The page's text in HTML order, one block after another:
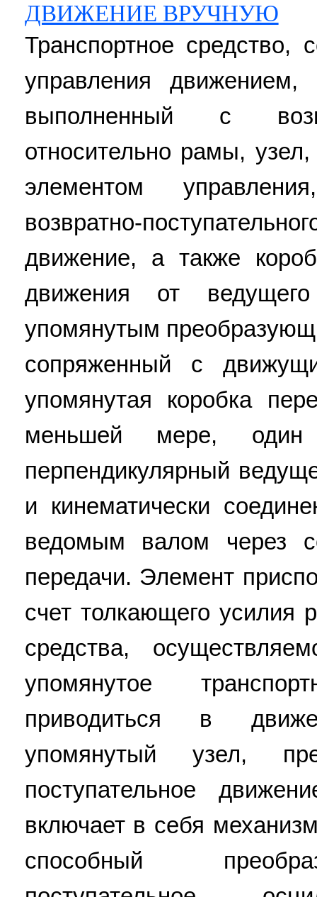
ДВИЖЕНИЕ ВРУЧНУЮ
Транспортное средство,
управления
выполненный с
относительно рамы,
элементом
возвратно-
движение, а также
движения от
упомянутым
сопряженный с
упомянутая коробка
меньшей мере, один
перпендикулярный
и кинематически
ведомым валом через
передачи. Элемент
счет толкающего усилия
средства,
упомянутое
приводиться в
упомянутый узел,
поступательное
включает в себя
способный